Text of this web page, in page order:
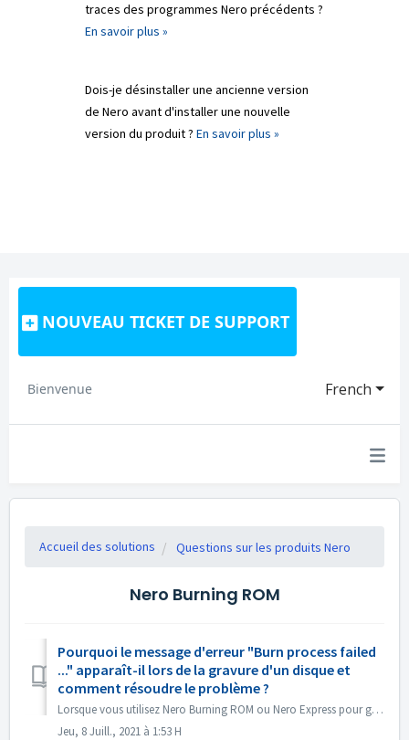
traces des programmes Nero précédents ?
En savoir plus »
Dois-je désinstaller une ancienne version
de Nero avant d'installer une nouvelle
version du produit ? En savoir plus »
NOUVEAU TICKET DE SUPPORT
French
Bienvenue
Accueil des solutions Questions sur les produits Nero
Nero Burning ROM
Pourquoi le message d'erreur "Burn process failed
..." apparaît-il lors de la gravure d'un disque et
comment résoudre le problème ?
Lorsque vous utilisez Nero Burning ROM ou Nero Express pour graver du contenu sur un disque, vous pouvez rencontrer le message d'erreur " Burn proc...
Jeu, 8 Juill., 2021 à 1:53 H